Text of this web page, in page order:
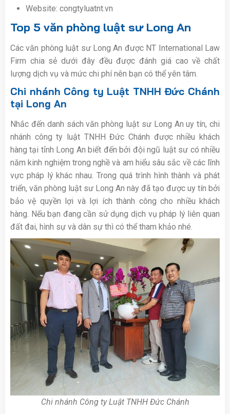
Website: congtyluatnt.vn
Top 5 văn phòng luật sư Long An
Các văn phòng luật sư Long An được NT International Law
Firm chia sẻ dưới đây đều được đánh giá cao về chất
lượng dịch vụ và mức chi phí nên bạn có thể yên tâm.
Chi nhánh Công ty Luật TNHH Đức Chánh
tại Long An
Nhắc đến danh sách văn phòng luật sư Long An uy tín, chi
nhánh công ty luật TNHH Đức Chánh được nhiều khách
hàng tại tỉnh Long An biết đến bởi đội ngũ luật sư có nhiều
năm kinh nghiệm trong nghề và am hiểu sâu sắc về các lĩnh
vực pháp lý khác nhau. Trong quá trình hình thành và phát
triển, văn phòng luật sư Long An này đã tạo được uy tín bởi
bảo vệ quyền lợi và lợi ích thành công cho nhiều khách
hàng. Nếu bạn đang cần sử dụng dịch vụ pháp lý liên quan
đất đai, hình sự và dân sự thì có thể tham khảo nhé.
Chi nhánh Công ty Luật TNHH Đức Chánh